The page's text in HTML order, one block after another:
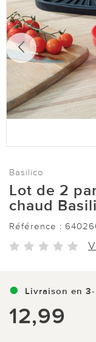
Basilico
Lot de 2
chaud
Référence :
Livraison en
12,99